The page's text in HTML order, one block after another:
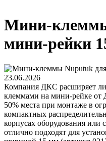
Мини-
мини-рейки
23.06.2026
Компания ДКС расширяет
клеммами на мини-рейке
50% места при монтаже в
компактных
корпусах оборудования
отлично подходят для